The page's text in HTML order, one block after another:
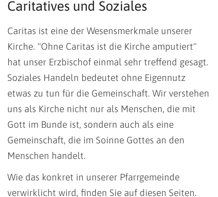
Caritatives und Soziales
Caritas ist eine der Wesensmerkmale unserer
Kirche. "Ohne Caritas ist die Kirche amputiert"
hat unser Erzbischof einmal sehr treffend gesagt.
Soziales Handeln bedeutet ohne Eigennutz
etwas zu tun für die Gemeinschaft. Wir verstehen
uns als Kirche nicht nur als Menschen, die mit
Gott im Bunde ist, sondern auch als eine
Gemeinschaft, die im Soinne Gottes an den
Menschen handelt.
Wie das konkret in unserer Pfarrgemeinde
verwirklicht wird, finden Sie auf diesen Seiten.